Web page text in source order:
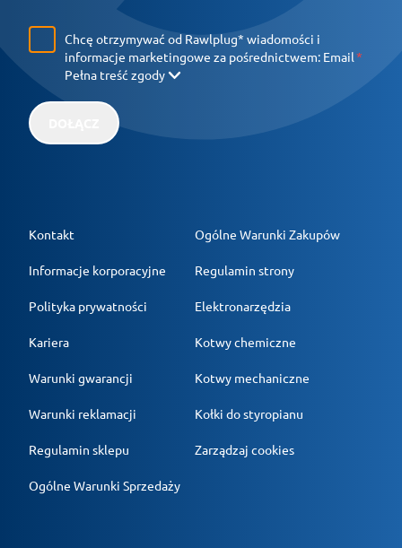
Chcę otrzymywać od Rawlplug* wiadomości i
informacje marketingowe za pośrednictwem: Email
Pełna treść zgody
Kontakt
Informacje korporacyjne
Polityka prywatności
Kariera
Warunki gwarancji
Warunki reklamacji
Regulamin sklepu
Ogólne Warunki Sprzedaży
Ogólne Warunki Zakupów
Regulamin strony
Elektronarzędzia
Kotwy chemiczne
Kotwy mechaniczne
Kołki do styropianu
Zarządzaj cookies